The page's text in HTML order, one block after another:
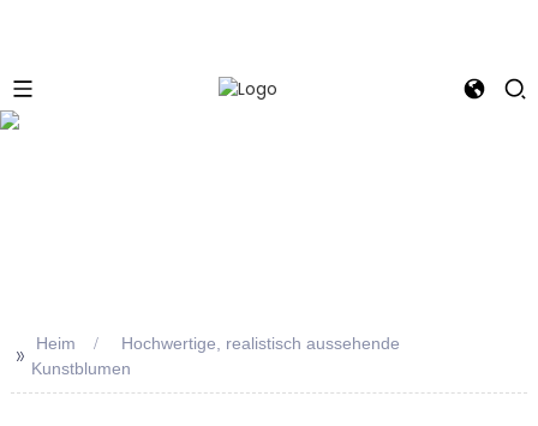
>> Heim
Hochwertige, realistisch aussehende
Kunstblumen